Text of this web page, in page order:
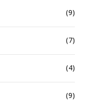
(9)
(7)
(4)
(9)